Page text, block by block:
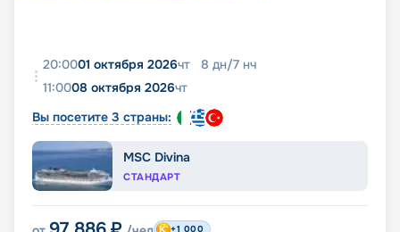
20:0001 октября 2026чт 8 дн/7 нч
11:0008 октября 2026чт
Вы посетите 3 страны:
MSC Divina
СТАНДАРТ
+1 000